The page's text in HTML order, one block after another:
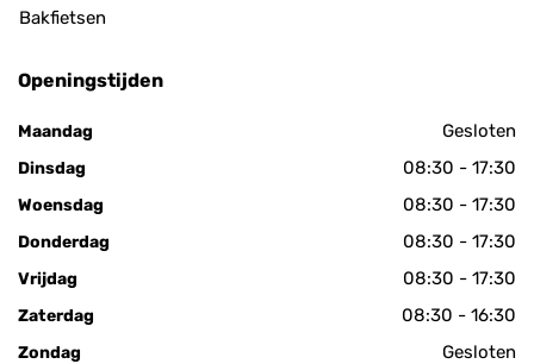
Bakfietsen
Openingstijden
Maandag Gesloten
Dinsdag 08:30 - 17:30
Woensdag 08:30 - 17:30
Donderdag 08:30 - 17:30
Vrijdag 08:30 - 17:30
Zaterdag 08:30 - 16:30
Zondag Gesloten